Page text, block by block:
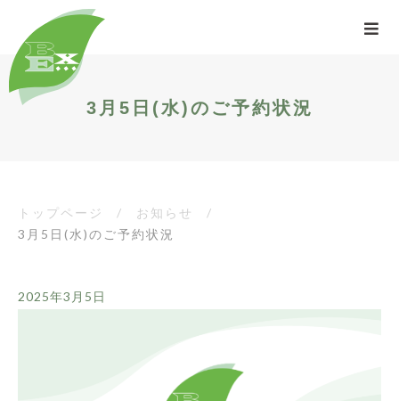
3月5日(水)のご予約状況
トップページ / お知らせ
/
3月5日(水)のご予約状況
2025年3月5日